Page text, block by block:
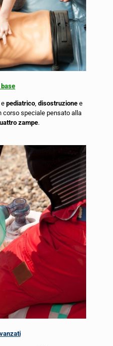
e pediatrico, disostruzione e
corso speciale pensato alla
zampe.